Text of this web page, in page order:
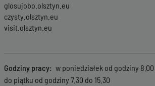
glosujobo.olsztyn.eu
czysty.olsztyn.eu
visit.olsztyn.eu
Godziny pracy
w poniedziałek od godziny
do piątku od godziny 7.30 do 15.30